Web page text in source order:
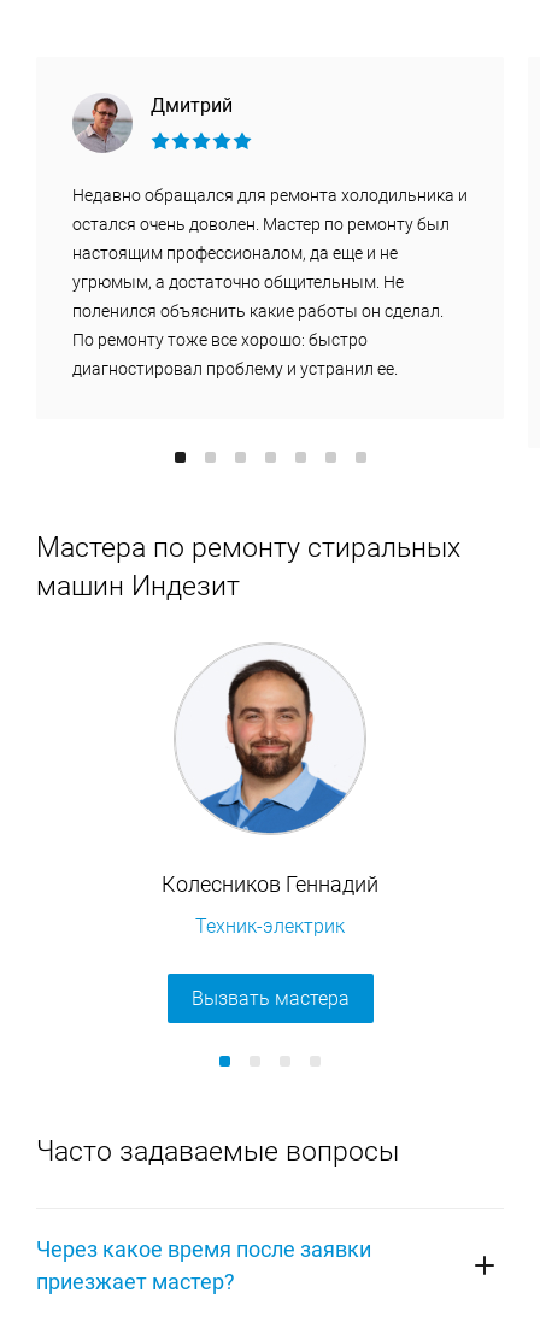
Дмитрий
Недавно обращался для ремонта холодильника и
остался очень доволен. Мастер по ремонту был
настоящим профессионалом, да еще и не
угрюмым, а достаточно общительным. Не
поленился объяснить какие работы он сделал.
По ремонту тоже все хорошо: быстро
диагностировал проблему и устранил ее.
Мастера по ремонту стиральных
машин Индезит
Колесников Геннадий
Техник-электрик
Вызвать мастера
Часто задаваемые вопросы
Через какое время после заявки
приезжает мастер?